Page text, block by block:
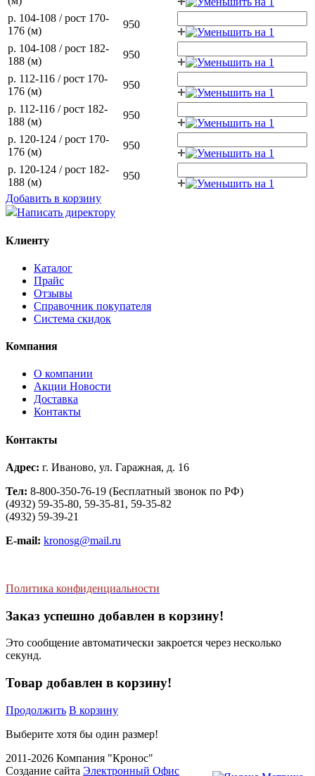
р. 104-108 / рост 170-
176 (м)
950
р. 104-108 / рост 182-
188 (м)
950
р. 112-116 / рост 170-
176 (м)
950
р. 112-116 / рост 182-
188 (м)
950
р. 120-124 / рост 170-
176 (м)
950
р. 120-124 / рост 182-
188 (м)
950
Добавить в корзину
Написать директору
Клиенту
Каталог
Прайс
Отзывы
Справочник покупателя
Система скидок
Компания
О компании
Aкции Новости
Доставка
Контакты
Контакты
Адрес: г. Иваново, ул. Гаражная, д. 16
Тел: 8-800-350-76-19 (Бесплатный звонок по РФ)
(4932) 59-35-80, 59-35-81, 59-35-82
(4932) 59-39-21
E-mail: kronosg@mail.ru
Политика конфиденциальности
Заказ успешно добавлен в корзину!
Это сообщение автоматически закроется через несколько
секунд.
Товар добавлен в корзину!
Продолжить В корзину
Выберите хотя бы один размер!
2011-2026 Компания "Кронос"
Создание сайта Электронный Офис